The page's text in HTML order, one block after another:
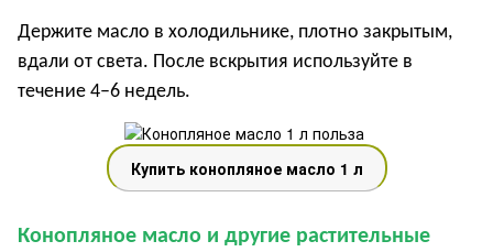
Держите масло в холодильнике, плотно закрытым,
вдали от света. После вскрытия используйте в
течение 4–6 недель.
Купить конопляное масло 1 л
Конопляное масло и другие растительные